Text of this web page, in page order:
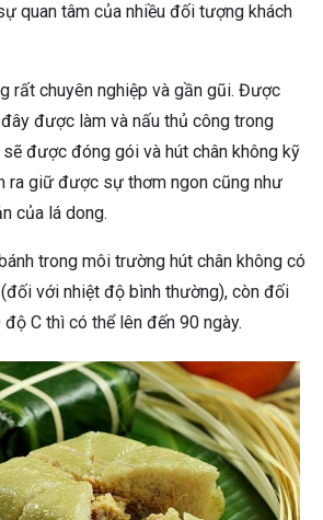
quan tâm của nhiều đối tượng khách
rất chuyên nghiệp và gần gũi. Được
được làm và nấu thủ công trong
được đóng gói và hút chân không kỹ
ra giữ được sự thơm ngon cũng như
của lá dong.
trong môi trường hút chân không có
với nhiệt độ bình thường), còn đối
C thì có thể lên đến 90 ngày.